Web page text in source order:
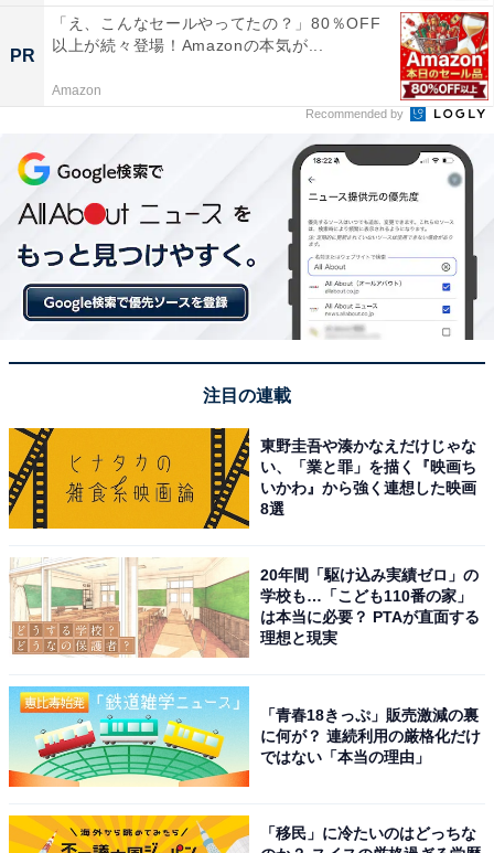
PR
「え、こんなセールやってたの？」80％OFF
以上が続々登場！Amazonの本気が...
Amazon
Recommended by
注目の連載
東野圭吾や湊かなえだけじゃな
い、「業と罪」を描く『映画ち
いかわ』から強く連想した映画
8選
20年間「駆け込み実績ゼロ」の
学校も…「こども110番の家」
は本当に必要？ PTAが直面する
理想と現実
「青春18きっぷ」販売激減の裏
に何が？ 連続利用の厳格化だけ
ではない「本当の理由」
「移民」に冷たいのはどっちな